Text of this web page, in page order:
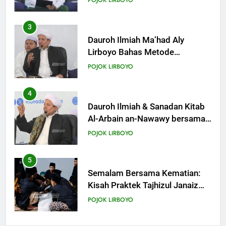
4
Dauroh Ilmiah & Sanadan Kitab
Al-Arbain an-Nawawy bersama
As-Syaikh Dr. Yasir Al-Adny
POJOK LIRBOYO
5
Semalam Bersama Kematian:
Kisah Praktek Tajhizul Janaiz
Siswa III Aliyah
POJOK LIRBOYO
6
Di Balik Dinginnya Malam
Lirboyo, Santri Kelas III Aliyah
Belajar Praktik Tajhizul Janaiz
POJOK LIRBOYO